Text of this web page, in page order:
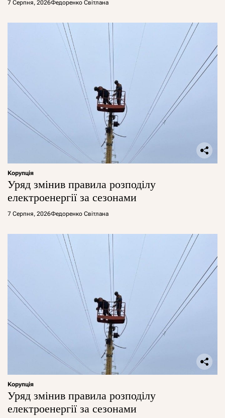
7 Серпня, 2026Федоренко Світлана
Корупція
Уряд змінив правила розподілу
електроенергії за сезонами
7 Серпня, 2026Федоренко Світлана
Корупція
Уряд змінив правила розподілу
електроенергії за сезонами